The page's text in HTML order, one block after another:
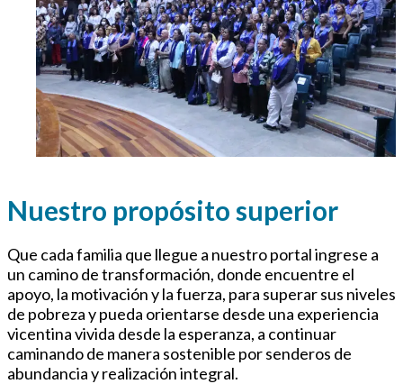
Nuestro propósito superior
Que cada familia que llegue a nuestro portal ingrese a
un camino de transformación, donde encuentre el
apoyo, la motivación y la fuerza, para superar sus niveles
de pobreza y pueda orientarse desde una experiencia
vicentina vivida desde la esperanza, a continuar
caminando de manera sostenible por senderos de
abundancia y realización integral.